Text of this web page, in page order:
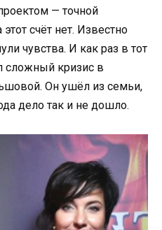
— точной
счёт нет. Известно
чувства. И как раз в тот
сложный кризис в
Он ушёл из семьи,
дело так и не дошло.